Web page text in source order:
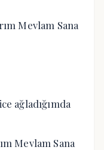
Mevlam Sana
ağladığımda
Mevlam Sana